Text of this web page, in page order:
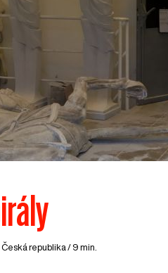
Česká republika / 9 min.